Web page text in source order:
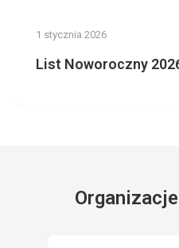
1 stycznia 2026
List Noworoczny